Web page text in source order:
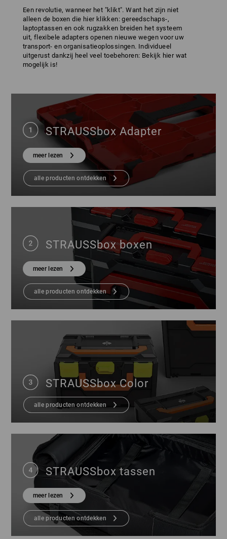
Een revolutie, wanneer het "klikt". Want het zijn niet
alleen de boxen die hier klikken: gereedschaps-,
laptoptassen en ook rugzakken breiden het systeem
uit, flexibele adapters openen nieuwe wegen voor uw
transport- en organisatieoplossingen. Individueel
uitgerust dankzij heel veel toebehoren: Bekijk hier wat
mogelijk is!
STRAUSSbox Adapter
meer lezen
alle producten ontdekken
STRAUSSbox boxen
meer lezen
alle producten ontdekken
STRAUSSbox Color
alle producten ontdekken
STRAUSSbox tassen
meer lezen
alle producten ontdekken